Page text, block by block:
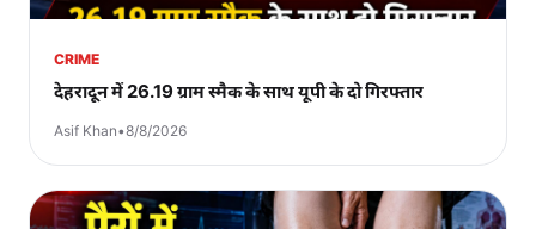
CRIME
देहरादून में 26.19 ग्राम स्मैक के साथ यूपी के दो गिरफ्तार
Asif Khan•8/8/2026